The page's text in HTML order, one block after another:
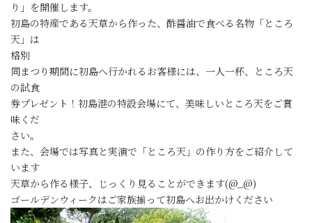
り」を開催します。
初島の特産である天草から作った、酢醤油で食べる名物「ところ
天」は
格別
同まつり期間に初島へ行かれるお客様には、一人一杯、ところ天
の試食
券プレゼント！初島港の特設会場にて、美味しいところ天をご賞
味くだ
さい。
また、会場では写真と実演で「ところ天」の作り方をご紹介して
います
天草から作る様子、じっくり見ることができます(@_@)
ゴールデンウィークはご家族揃って初島へお出かけください